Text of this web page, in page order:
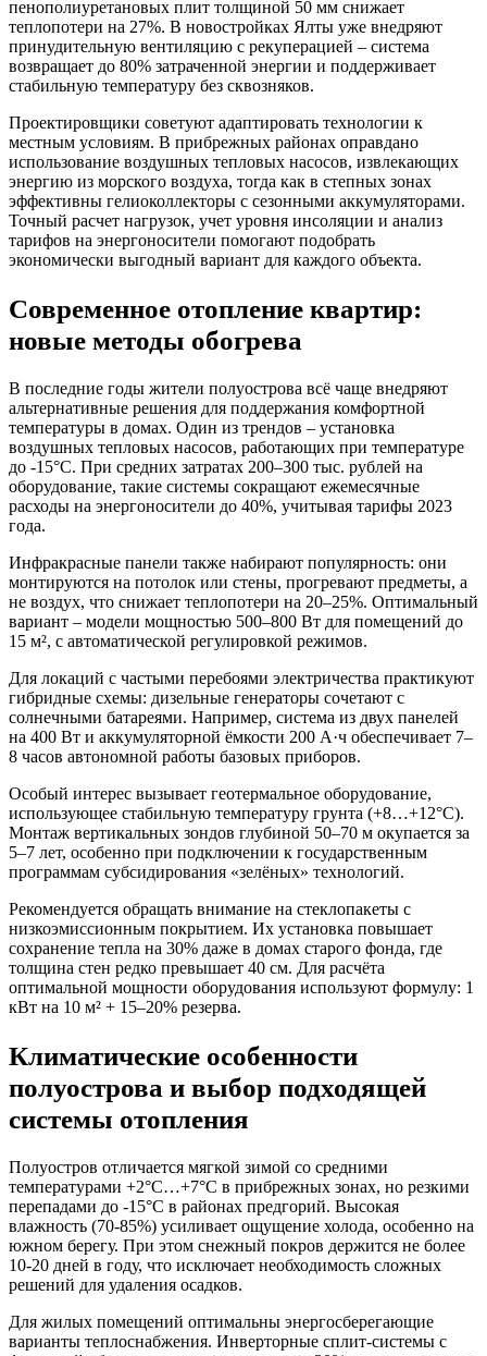
пенополиуретановых плит толщиной 50 мм снижает
теплопотери на 27%. В новостройках Ялты уже внедряют
принудительную вентиляцию с рекуперацией – система
возвращает до 80% затраченной энергии и поддерживает
стабильную температуру без сквозняков.
Проектировщики советуют адаптировать технологии к
местным условиям. В прибрежных районах оправдано
использование воздушных тепловых насосов, извлекающих
энергию из морского воздуха, тогда как в степных зонах
эффективны гелиоколлекторы с сезонными аккумуляторами.
Точный расчет нагрузок, учет уровня инсоляции и анализ
тарифов на энергоносители помогают подобрать
экономически выгодный вариант для каждого объекта.
Современное отопление квартир:
новые методы обогрева
В последние годы жители полуострова всё чаще внедряют
альтернативные решения для поддержания комфортной
температуры в домах. Один из трендов – установка
воздушных тепловых насосов, работающих при температуре
до -15°C. При средних затратах 200–300 тыс. рублей на
оборудование, такие системы сокращают ежемесячные
расходы на энергоносители до 40%, учитывая тарифы 2023
года.
Инфракрасные панели также набирают популярность: они
монтируются на потолок или стены, прогревают предметы, а
не воздух, что снижает теплопотери на 20–25%. Оптимальный
вариант – модели мощностью 500–800 Вт для помещений до
15 м², с автоматической регулировкой режимов.
Для локаций с частыми перебоями электричества практикуют
гибридные схемы: дизельные генераторы сочетают с
солнечными батареями. Например, система из двух панелей
на 400 Вт и аккумуляторной ёмкости 200 А·ч обеспечивает 7–
8 часов автономной работы базовых приборов.
Особый интерес вызывает геотермальное оборудование,
использующее стабильную температуру грунта (+8…+12°C).
Монтаж вертикальных зондов глубиной 50–70 м окупается за
5–7 лет, особенно при подключении к государственным
программам субсидирования «зелёных» технологий.
Рекомендуется обращать внимание на стеклопакеты с
низкоэмиссионным покрытием. Их установка повышает
сохранение тепла на 30% даже в домах старого фонда, где
толщина стен редко превышает 40 см. Для расчёта
оптимальной мощности оборудования используют формулу: 1
кВт на 10 м² + 15–20% резерва.
Климатические особенности
полуострова и выбор подходящей
системы отопления
Полуостров отличается мягкой зимой со средними
температурами +2°C…+7°C в прибрежных зонах, но резкими
перепадами до -15°C в районах предгорий. Высокая
влажность (70-85%) усиливает ощущение холода, особенно на
южном берегу. При этом снежный покров держится не более
10-20 дней в году, что исключает необходимость сложных
решений для удаления осадков.
Для жилых помещений оптимальны энергосберегающие
варианты теплоснабжения. Инверторные сплит-системы с